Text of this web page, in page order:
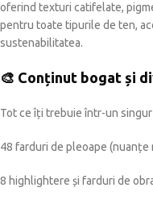
oferind texturi catifelate,
pentru toate tipurile de ten,
sustenabilitatea.
🎨 Conținut bogat și
Tot ce îți trebuie într-un
48 farduri de pleoape (nuanțe
8 highlightere și farduri de